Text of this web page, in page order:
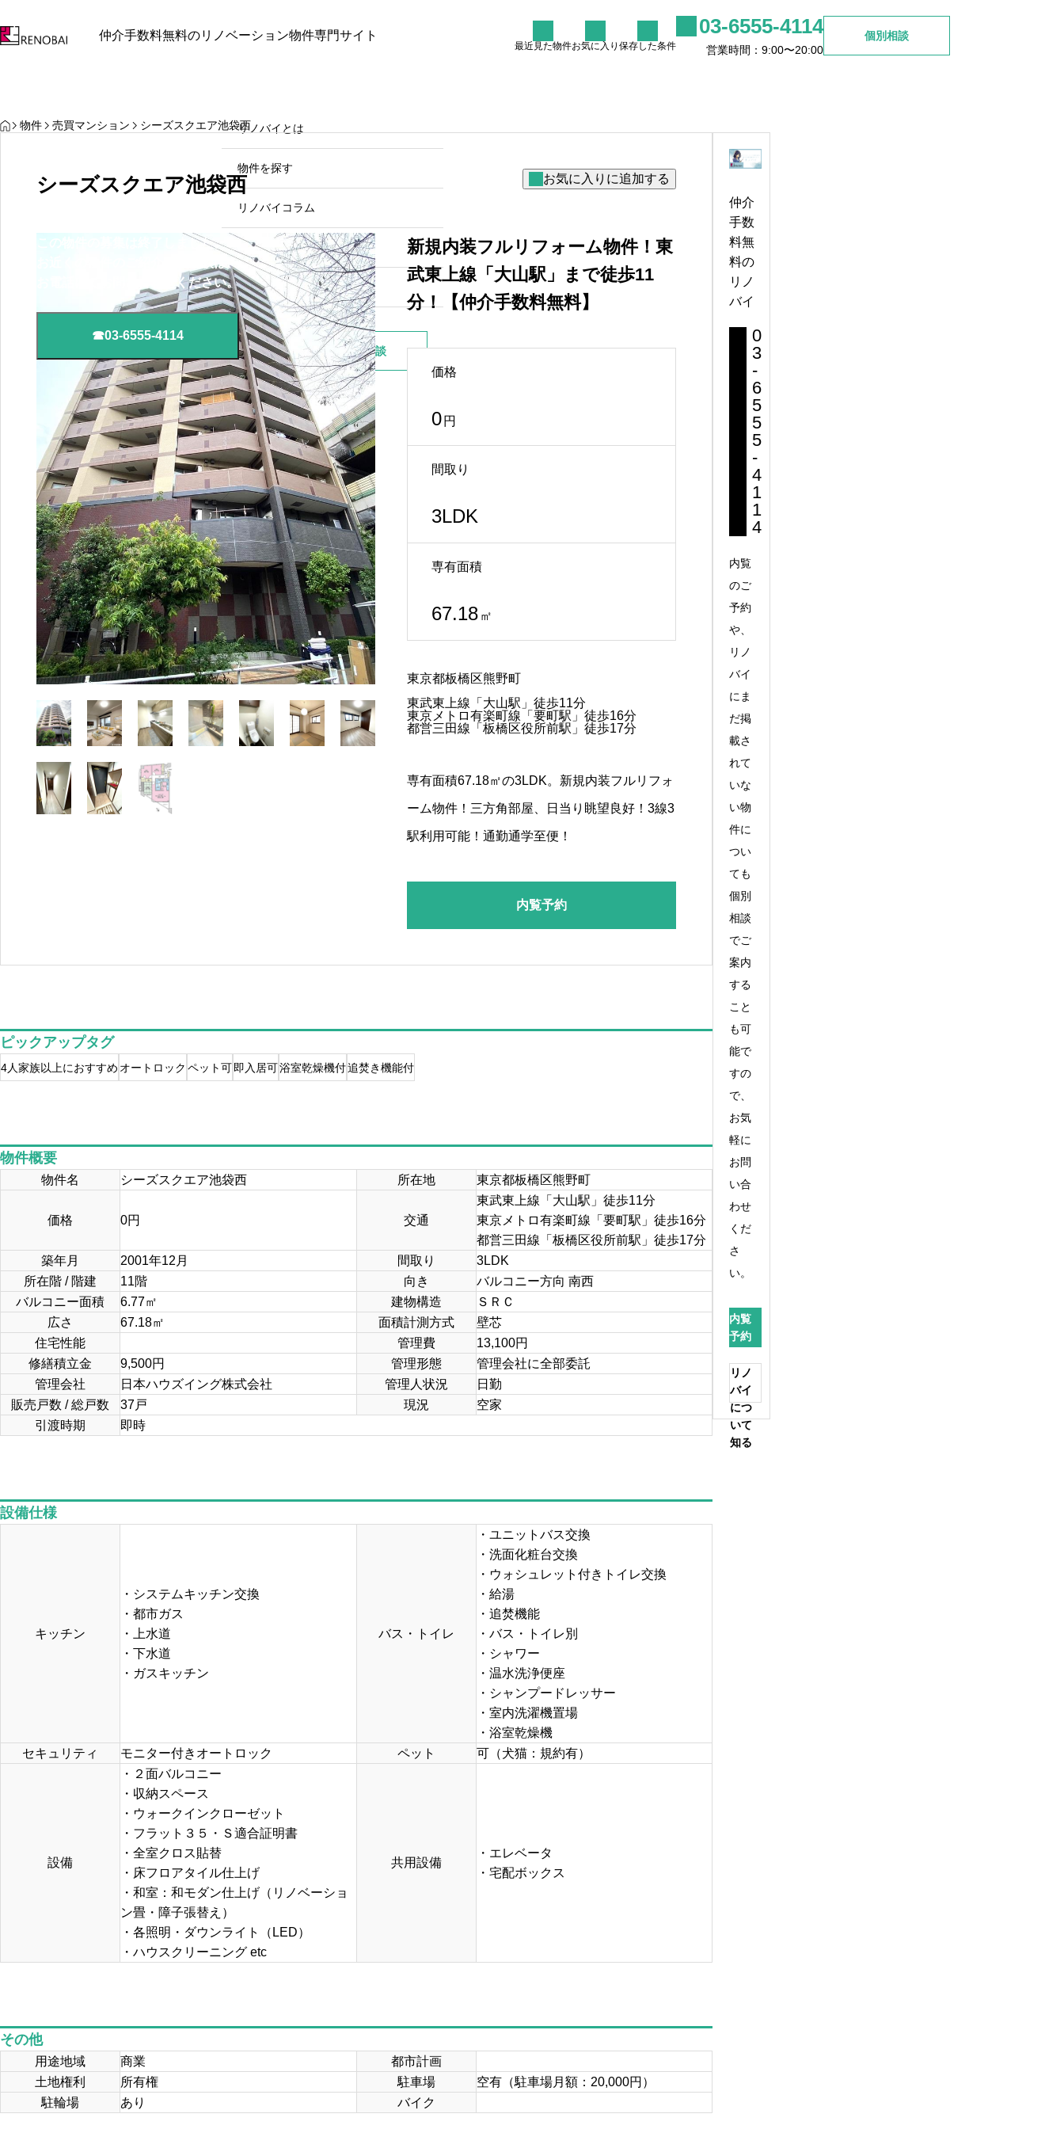
リノバイとは
物件を探す
リノバイコラム
売却をご検討の方
お問い合わせ
03-
655
5-
411
4
営業時間：
9:00〜20:00
個別相談
仲介手数料無料のリノベーション物件専門サイト
最近見た物件お気に入り保存した条件
03-6555-4114
営業時間：9:00〜20:00
個別相談
中野区中野坂上周辺で見つけ
る理想のリノベマンション
HOME
物件 売買マンション シーズスクエア池袋西
シーズスクエア池袋西
この物件の募集は終了しました。
お近くの物件のご紹介やご相談は、
お電話にてお問い合わせください。
☎03-6555-4114
新規内装フルリフォーム物件！東
武東上線「大山駅」まで徒歩11
分！【仲介手数料無料】
価格
0 円
間取り
3LDK
専有面積
67.18 ㎡
東京都板橋区熊野町
東武東上線「大山駅」徒歩11分
東京メトロ有楽町線「要町駅」徒歩16分
都営三田線「板橋区役所前駅」徒歩17分
専有面積67.18㎡の3LDK。新規内装フルリフォ
ーム物件！三方角部屋、日当り眺望良好！3線3
駅利用可能！通勤通学至便！
内覧予約
ピックアップタグ
4人家族以上におすすめ オートロック ペット可 即入居可浴室乾燥機付追焚き機能付
物件概要
物件名 シーズスクエア池袋西 所在地 東京都板橋区熊野町
価格 0円 交通
東武東上線「大山駅」徒歩11分
東京メトロ有楽町線「要町駅」徒歩16分
都営三田線「板橋区役所前駅」徒歩17分
築年月
2001年12月 間取り
3LDK
所在階 / 階建
11階 向き
バルコニー方向 南西
バルコニー面積
6.77㎡ 建物構造
ＳＲＣ
広さ
67.18㎡ 面積計測方式
壁芯
住宅性能
管理費
13,100円
修繕積立金
9,500円 管理形態
管理会社に全部委託
管理会社
日本ハウズイング株式会社 管理人状況
日勤
販売戸数 / 総戸数
37戸 現況
空家
引渡時期
即時
設備仕様
キッチン
・システムキッチン交換
・都市ガス
・上水道
・下水道
・ガスキッチン
バス・トイレ
・ユニットバス交換
・洗面化粧台交換
・ウォシュレット付きトイレ交換
・給湯
・追焚機能
・バス・トイレ別
・シャワー
・温水洗浄便座
・シャンプードレッサー
・室内洗濯機置場
・浴室乾燥機
セキュリティ
モニター付きオートロック ペット 可（犬猫：規約有）
設備
・２面バルコニー
・収納スペース
・ウォークインクローゼット
・フラット３５・Ｓ適合証明書
・全室クロス貼替
・床フロアタイル仕上げ
・和室：和モダン仕上げ（リノベーショ
ン畳・障子張替え）
・各照明・ダウンライト（LED）
・ハウスクリーニング etc
共用設備
・エレベータ
・宅配ボックス
その他
用途地域 商業
都市計画
土地権利
所有権 駐車場
空有（駐車場月額：20,000円）
駐輪場
あり バイク
仲介
手数
料無
料の
リノ
バイ
0
3
-
6
5
5
5
-
4
1
1
4
内覧
のご
予約
や、
リノ
バイ
にま
だ掲
載さ
れて
いな
い物
件に
つい
ても
個別
相談
でご
案内
する
こと
も可
能で
すの
で、
お気
軽に
お問
い合
わせ
くだ
さ
い。
内覧
予約
リノ
バイ
につ
いて
知る